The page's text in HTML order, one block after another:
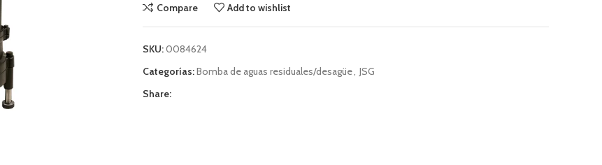
Compare Add to wishlist
SKU:0084624
Categorías:Bomba de aguas residuales/desagüe, JSG
Share: